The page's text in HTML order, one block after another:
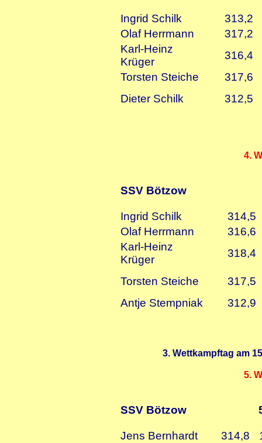
Ingrid Schilk
313,2
Olaf Herrmann
317,2
Karl-Heinz
Krüger
316,4
Torsten Steiche
317,6
Dieter Schilk
312,5
4.
SSV Bötzow
Ingrid Schilk
314,5
Olaf Herrmann
316,6
Karl-Heinz
Krüger
318,4
Torsten Steiche
317,5
Antje Stempniak
312,9
3. Wettkampftag am
5.
SSV Bötzow
Jens Bernhardt 314,8